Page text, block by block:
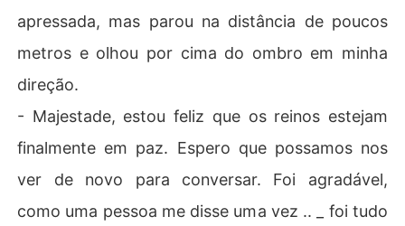
apressada, mas parou na distância de poucos
metros e olhou por cima do ombro em minha
direção.
- Majestade, estou feliz que os reinos estejam
finalmente em paz. Espero que possamos nos
ver de novo para conversar. Foi agradável,
como uma pessoa me disse uma vez .. _ foi tudo